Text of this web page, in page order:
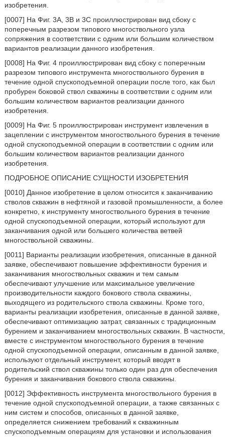
изобретения.
[0007] На Фиг. 3А, 3В и 3С проиллюстрирован вид сбоку с
поперечным разрезом типового многоствольного узла
сопряжения в соответствии с одним или большим количеством
вариантов реализации данного изобретения.
[0008] На Фиг. 4 проиллюстрирован вид сбоку с поперечным
разрезом типового инструмента многоствольного бурения в
течение одной спускоподъемной операции после того, как был
пробурен боковой ствол скважины в соответствии с одним или
большим количеством вариантов реализации данного
изобретения.
[0009] На Фиг. 5 проиллюстрирован инструмент извлечения в
зацеплении с инструментом многоствольного бурения в течение
одной спускоподъемной операции в соответствии с одним или
большим количеством вариантов реализации данного
изобретения.
ПОДРОБНОЕ ОПИСАНИЕ СУЩНОСТИ ИЗОБРЕТЕНИЯ
[0010] Данное изобретение в целом относится к заканчиванию
стволов скважин в нефтяной и газовой промышленности, а более
конкретно, к инструменту многоствольного бурения в течение
одной спускоподъемной операции, который используют для
заканчивания одной или большего количества ветвей
многоствольной скважины.
[0011] Варианты реализации изобретения, описанные в данной
заявке, обеспечивают повышение эффективности бурения и
заканчивания многоствольных скважин и тем самым
обеспечивают улучшение или максимальное увеличение
производительности каждого бокового ствола скважины,
выходящего из родительского ствола скважины. Кроме того,
варианты реализации изобретения, описанные в данной заявке,
обеспечивают оптимизацию затрат, связанных с традиционным
бурением и заканчиванием многоствольных скважин. В частности,
вместе с инструментом многоствольного бурения в течение
одной спускоподъемной операции, описанным в данной заявке,
используют отдельный инструмент, который вводят в
родительский ствол скважины только один раз для обеспечения
бурения и заканчивания бокового ствола скважины.
[0012] Эффективность инструмента многоствольного бурения в
течение одной спускоподъемной операции, а также связанных с
ним систем и способов, описанных в данной заявке,
определяется снижением требований к скважинным
спускоподъемным операциям для установки и использования